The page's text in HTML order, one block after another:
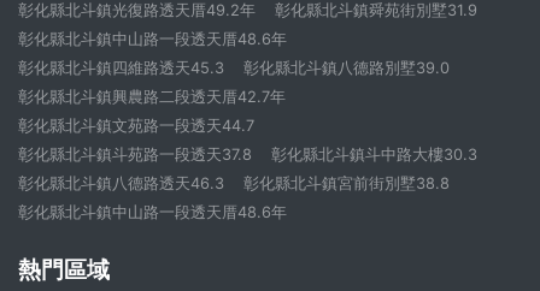
彰化縣北斗鎮光復路透天厝49.2年
彰化縣北斗鎮舜苑街別墅31.9
彰化縣北斗鎮中山路一段透天厝48.6年
彰化縣北斗鎮四維路透天45.3
彰化縣北斗鎮八德路別墅39.0
彰化縣北斗鎮興農路二段透天厝42.7年
彰化縣北斗鎮文苑路一段透天44.7
彰化縣北斗鎮斗苑路一段透天37.8
彰化縣北斗鎮斗中路大樓30.3
彰化縣北斗鎮八德路透天46.3
彰化縣北斗鎮宮前街別墅38.8
彰化縣北斗鎮中山路一段透天厝48.6年
熱門區域